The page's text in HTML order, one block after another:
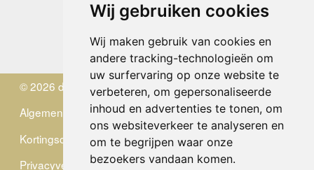
Wij gebruiken cookies
Wij maken gebruik van cookies en
andere tracking-technologieën om
uw surfervaring op onze website te
verbeteren, om gepersonaliseerde
inhoud en advertenties te tonen, om
ons websiteverkeer te analyseren en
om te begrijpen waar onze
bezoekers vandaan komen.
Donderdag
10.00 - 12.30 en 13.30 - 17.00
Vrijdag 10.00 - 12.30 en 13.30 - 17.00
Zaterdag
gesloten
Zondag gesloten
© 2026 de Zwerver
Algemene Voorwaarden
Kortingscode
Privacyverklaring